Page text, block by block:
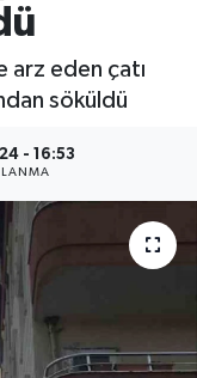
arz eden çatı
söküldü
- 16:53